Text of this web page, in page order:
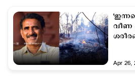
വീണ
Apr 26,